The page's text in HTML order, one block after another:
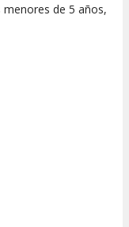
menores de 5 años,
de comedia y
show más
que asegurada!
great vibes in
— this is
MHT